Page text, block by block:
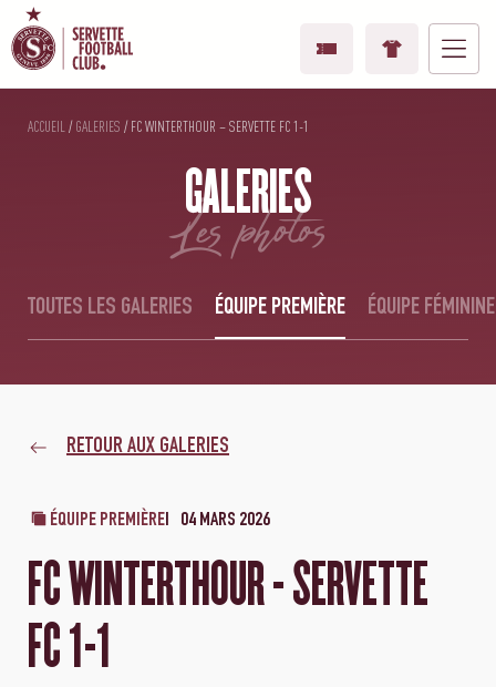
ACCUEIL /GALERIES /FC WINTERTHOUR – SERVETTE FC 1-1
GALERIES
les photos
TOUTES LES GALERIES ÉQUIPE PREMIÈRE ÉQUIPE FÉMININE
RETOUR AUX GALERIES
ÉQUIPE PREMIÈRE 04 MARS 2026
FC WINTERTHOUR - SERVETTE
FC 1-1